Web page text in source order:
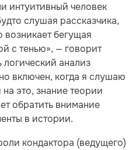
интуитивный человек
слушая рассказчика,
возникает бегущая
с тенью», — говорит
логический анализ
включен, когда я слушаю
это, знание теории
обратить внимание
в истории.
кондактора (ведущего)